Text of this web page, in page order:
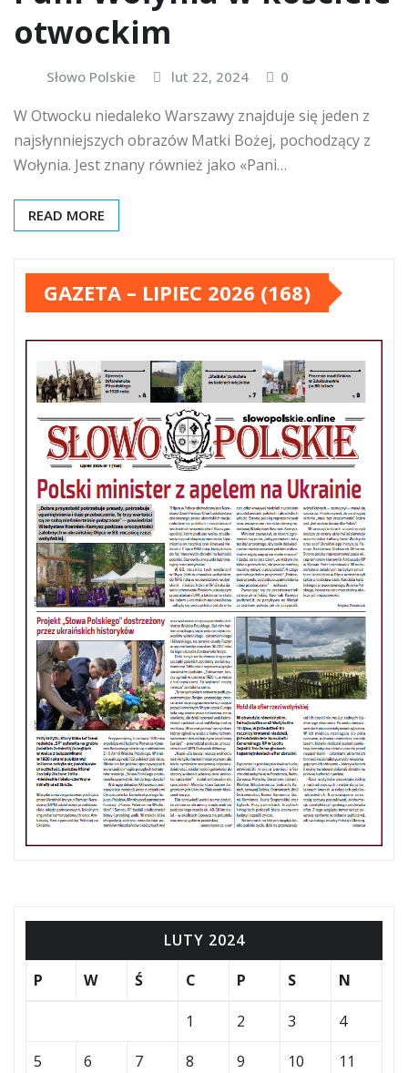
otwockim
Słowo Polskie lut 22, 2024 0
W Otwocku niedaleko Warszawy znajduje się jeden z
najsłynniejszych obrazów Matki Bożej, pochodzący z
Wołynia. Jest znany również jako «Pani…
READ MORE
GAZETA – LIPIEC 2026 (168)
LUTY 2024
P
W Ś C P S N
1 2 3
4
5
6 7 8 9 10
11